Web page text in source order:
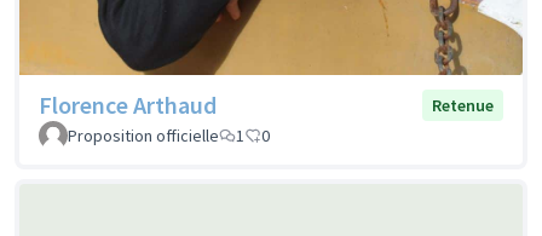
Florence Arthaud
Retenue
Proposition officielle
1 0